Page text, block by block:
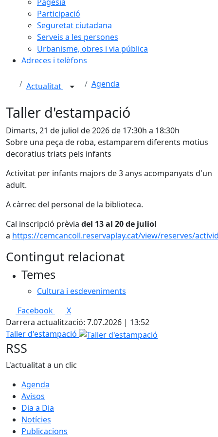
Participació
Seguretat ciutadana
Serveis a les persones
Urbanisme, obres i via pública
Adreces i telèfons
Actualitat Agenda
Taller d'estampació
Dimarts, 21 de juliol de 2026 de 17:30h a 18:30h
Sobre una peça de roba, estamparem diferents motius
decoratius triats pels infants
Activitat per infants majors de 3 anys acompanyats d'un
adult.
A càrrec del personal de la biblioteca.
Cal inscripció prèvia del 13 al 20 de juliol
a https://cemcancoll.reservaplay.cat/view/reserves/
Contingut relacionat
Temes
Cultura i esdeveniments
Facebook
X
Darrera actualització: 7.07.2026 | 13:52
Taller d'estampació
RSS
L'actualitat a un clic
Agenda
Avisos
Dia a Dia
Notícies
Publicacions